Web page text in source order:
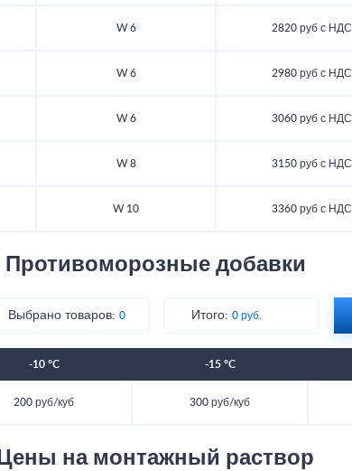
W 6 2820 руб с НДС
W 6 2980 руб с НДС
W 6 3060 руб с НДС
W 8 3150 руб с НДС
W 10 3360 руб с НДС
Противоморозные добавки
Выбрано товаров: 0 Итого:0 руб.
-10 °C -15 °C
200 руб/куб 300 руб/куб
Цены на монтажный раствор